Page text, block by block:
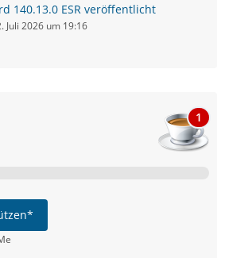
140.13.0 ESR veröffentlicht
Juli 2026 um 19:16
1